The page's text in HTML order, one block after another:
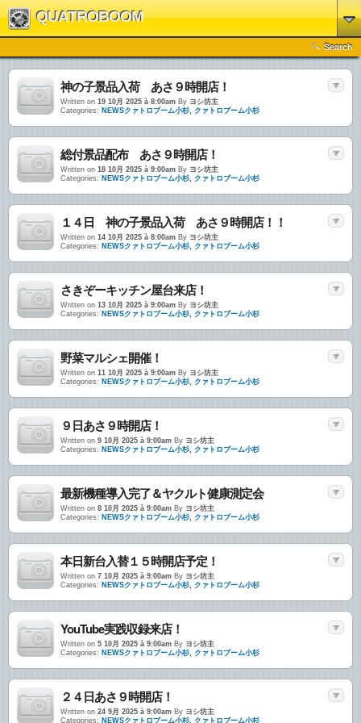
QUATROBOOM
Search
神の子景品入荷 あさ９時開店！
Written on 19 10月 2025 à 8:00am By ヨシ坊主
Categories: NEWSクァトロブーム小杉, クァトロブーム小杉
総付景品配布 あさ９時開店！
Written on 18 10月 2025 à 9:00am By ヨシ坊主
Categories: NEWSクァトロブーム小杉, クァトロブーム小杉
１４日 神の子景品入荷 あさ９時開店！！
Written on 14 10月 2025 à 8:00am By ヨシ坊主
Categories: NEWSクァトロブーム小杉, クァトロブーム小杉
さきぞーキッチン屋台来店！
Written on 13 10月 2025 à 9:00am By ヨシ坊主
Categories: NEWSクァトロブーム小杉, クァトロブーム小杉
野菜マルシェ開催！
Written on 11 10月 2025 à 9:00am By ヨシ坊主
Categories: NEWSクァトロブーム小杉, クァトロブーム小杉
９日あさ９時開店！
Written on 9 10月 2025 à 9:00am By ヨシ坊主
Categories: NEWSクァトロブーム小杉, クァトロブーム小杉
最新機種導入完了＆ヤクルト健康測定会
Written on 8 10月 2025 à 9:00am By ヨシ坊主
Categories: NEWSクァトロブーム小杉, クァトロブーム小杉
本日新台入替１５時開店予定！
Written on 7 10月 2025 à 9:00am By ヨシ坊主
Categories: NEWSクァトロブーム小杉, クァトロブーム小杉
YouTube実践収録来店！
Written on 5 10月 2025 à 9:00am By ヨシ坊主
Categories: NEWSクァトロブーム小杉, クァトロブーム小杉
２４日あさ９時開店！
Written on 24 9月 2025 à 9:00am By ヨシ坊主
Categories: NEWSクァトロブーム小杉, クァトロブーム小杉